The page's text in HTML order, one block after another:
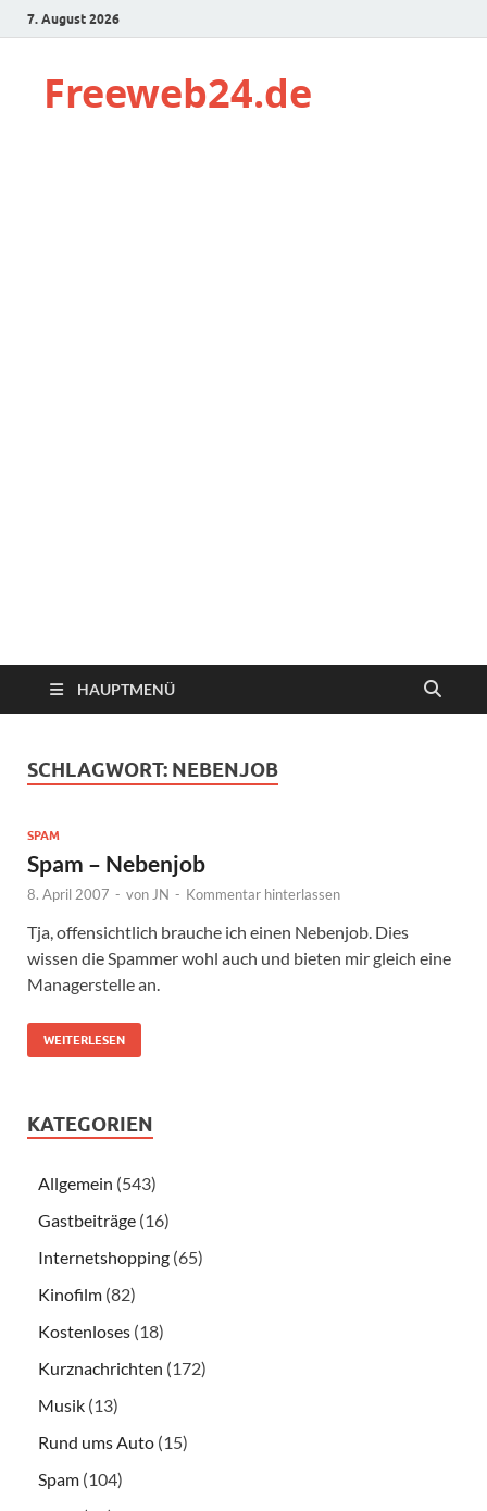
7. August 2026
Freeweb24.de
HAUPTMENÜ
SCHLAGWORT: NEBENJOB
SPAM
Spam – Nebenjob
8. April 2007 - von JN - Kommentar hinterlassen
Tja, offensichtlich brauche ich einen Nebenjob. Dies
wissen die Spammer wohl auch und bieten mir gleich eine
Managerstelle an.
WEITERLESEN
KATEGORIEN
Allgemein (543)
Gastbeiträge (16)
Internetshopping (65)
Kinofilm (82)
Kostenloses (18)
Kurznachrichten (172)
Musik (13)
Rund ums Auto (15)
Spam (104)